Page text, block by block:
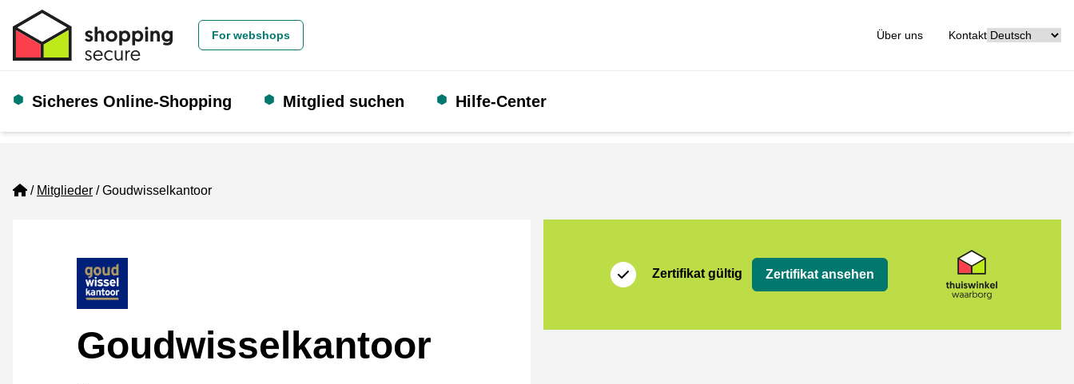
For webshops Über uns Kontakt
Sicheres Online-Shopping Mitglied suchen Hilfe-Center
Home
Mitglieder Goudwisselkantoor
Goudwisselkantoor
Zertifikat gültig Zertifikat ansehen